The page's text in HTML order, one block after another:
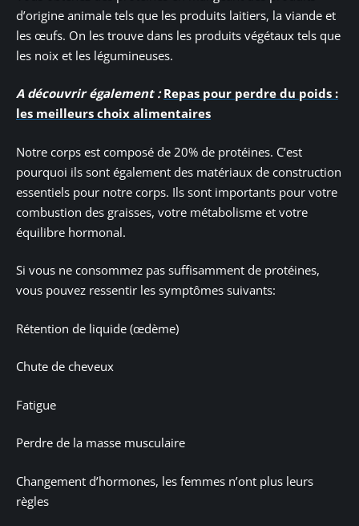
d’origine animale tels que les produits laitiers, la viande et
les œufs. On les trouve dans les produits végétaux tels que
les noix et les légumineuses.
A découvrir également : Repas pour perdre du poids :
les meilleurs choix alimentaires
Notre corps est composé de 20% de protéines. C’est
pourquoi ils sont également des matériaux de construction
essentiels pour notre corps. Ils sont importants pour votre
combustion des graisses, votre métabolisme et votre
équilibre hormonal.
Si vous ne consommez pas suffisamment de protéines,
vous pouvez ressentir les symptômes suivants:
Rétention de liquide (œdème)
Chute de cheveux
Fatigue
Perdre de la masse musculaire
Changement d’hormones, les femmes n’ont plus leurs
règles